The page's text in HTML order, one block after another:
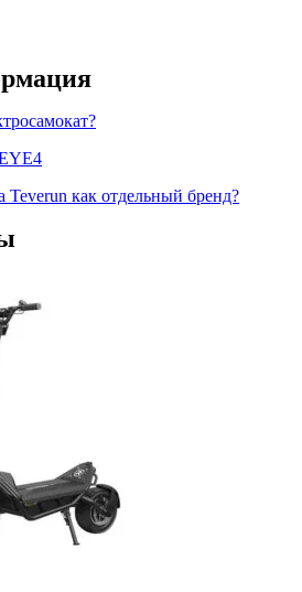
Teverun как отдельный бренд?